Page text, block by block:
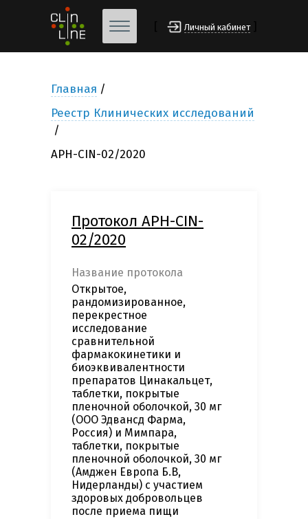
Личный кабинет
Главная
Реестр Клинических исследований
APH-CIN-02/2020
Протокол APH-CIN-
02/2020
Название протокола
Открытое,
рандомизированное,
перекрестное
исследование
сравнительной
фармакокинетики и
биоэквивалентности
препаратов Цинакальцет,
таблетки, покрытые
пленочной оболочкой, 30 мг
(ООО Эдвансд Фарма,
Россия) и Мимпара,
таблетки, покрытые
пленочной оболочкой, 30 мг
(Амджен Европа Б.В,
Нидерланды) с участием
здоровых добровольцев
после приема пищи